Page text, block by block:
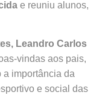
e reuniu alunos,
Leandro Carlos
vindas aos pais,
a importância da
e social das